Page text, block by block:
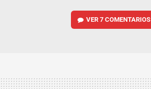
VER7 COMENTARIOS